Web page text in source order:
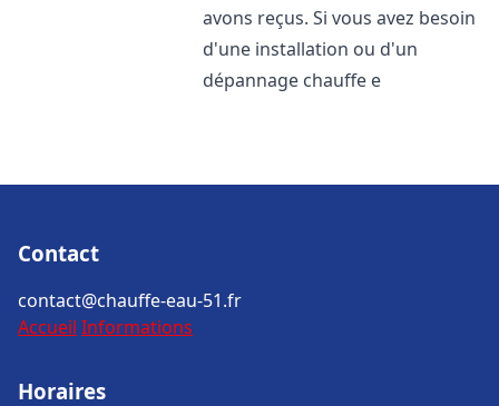
avons reçus. Si vous avez besoin
d'une installation ou d'un
dépannage chauffe e
Contact
contact@chauffe-eau-51.fr
Accueil Informations
Horaires